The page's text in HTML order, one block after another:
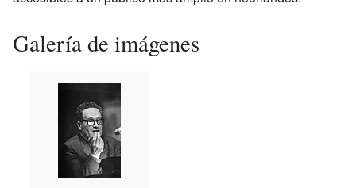
Galería de imágenes